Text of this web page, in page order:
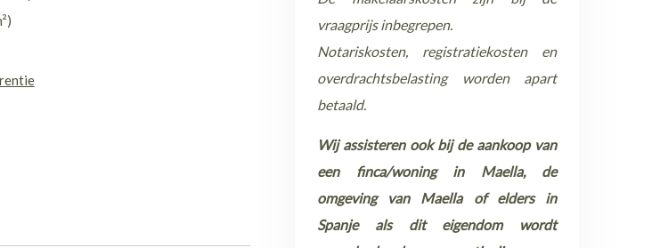
vraagprijs inbegrepen.
Notariskosten, registratiekosten en
overdrachtsbelasting worden apart
betaald.
Wij assisteren ook bij de aankoop van
een finca/woning in Maella, de
omgeving van Maella of elders in
Spanje als dit eigendom wordt